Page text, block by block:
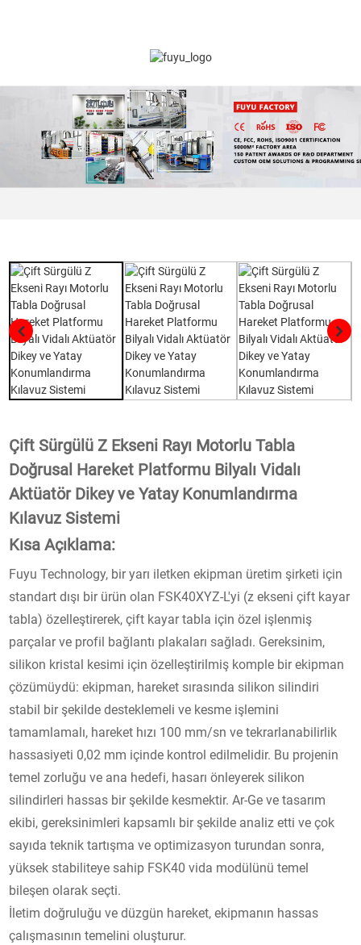
Çift Sürgülü Z Ekseni Rayı Motorlu Tabla
Doğrusal Hareket Platformu Bilyalı Vidalı
Aktüatör Dikey ve Yatay Konumlandırma
Kılavuz Sistemi
Kısa Açıklama:
Fuyu Technology, bir yarı iletken ekipman üretim şirketi için
standart dışı bir ürün olan FSK40XYZ-L'yi (z ekseni çift kayar
tabla) özelleştirerek, çift kayar tabla için özel işlenmiş
parçalar ve profil bağlantı plakaları sağladı. Gereksinim,
silikon kristal kesimi için özelleştirilmiş komple bir ekipman
çözümüydü: ekipman, hareket sırasında silikon silindiri
stabil bir şekilde desteklemeli ve kesme işlemini
tamamlamalı, hareket hızı 100 mm/sn ve tekrarlanabilirlik
hassasiyeti 0,02 mm içinde kontrol edilmelidir. Bu projenin
temel zorluğu ve ana hedefi, hasarı önleyerek silikon
silindirleri hassas bir şekilde kesmektir. Ar-Ge ve tasarım
ekibi, gereksinimleri kapsamlı bir şekilde analiz etti ve çok
sayıda teknik tartışma ve optimizasyon turundan sonra,
yüksek stabiliteye sahip FSK40 vida modülünü temel
bileşen olarak seçti.
İletim doğruluğu ve düzgün hareket, ekipmanın hassas
çalışmasının temelini oluşturur.